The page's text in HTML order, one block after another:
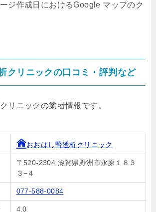
ジ作成日におけるGoogle マップのク
クリニックの口コミ・評判など
リニックの業者情報です。
おおはし腎透析クリニック
〒520-2304 滋賀県野洲市永原１８３
３−４
077-588-0084
4.0